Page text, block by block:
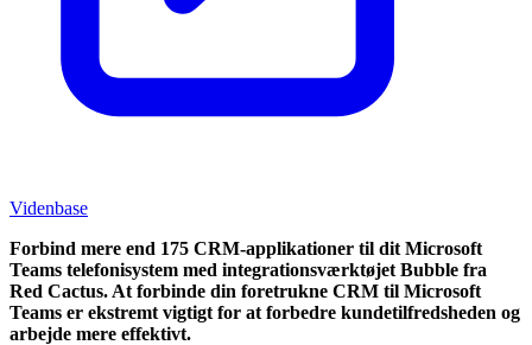
Videnbase
Forbind mere end 175 CRM-applikationer til dit Microsoft
Teams telefonisystem med integrationsværktøjet Bubble fra
Red Cactus. At forbinde din foretrukne CRM til Microsoft
Teams er ekstremt vigtigt for at forbedre kundetilfredsheden og
arbejde mere effektivt.